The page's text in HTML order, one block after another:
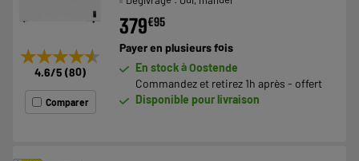
★★★★★
★★★★★
4.6/5 (80)
Comparer
379€95
Payer en plusieurs fois
En stock à Oostende
Commandez et retirez 1h après - offert
Disponible pour livraison